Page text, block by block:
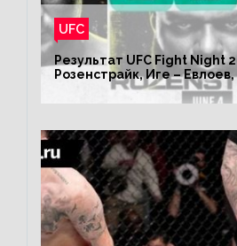
UFC
Результат UFC Fight Night
Розенстрайк, Иге –
турнира ЮФС ФН 207